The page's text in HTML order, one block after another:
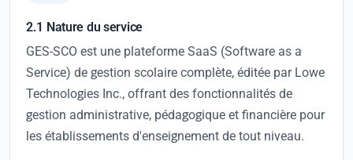
2.1 Nature du service
GES-SCO est une plateforme SaaS (Software as a
Service) de gestion scolaire complète, éditée par Lowe
Technologies Inc., offrant des fonctionnalités de
gestion administrative, pédagogique et financière pour
les établissements d'enseignement de tout niveau.